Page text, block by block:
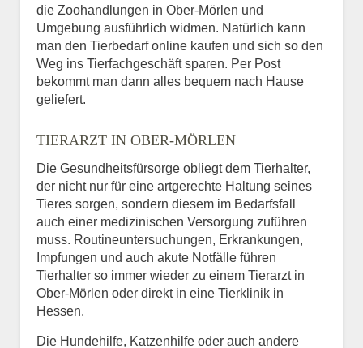
die Zoohandlungen in Ober-Mörlen und
Umgebung ausführlich widmen. Natürlich kann
man den Tierbedarf online kaufen und sich so den
Weg ins Tierfachgeschäft sparen. Per Post
bekommt man dann alles bequem nach Hause
geliefert.
TIERARZT IN OBER-MÖRLEN
Die Gesundheitsfürsorge obliegt dem Tierhalter,
der nicht nur für eine artgerechte Haltung seines
Tieres sorgen, sondern diesem im Bedarfsfall
auch einer medizinischen Versorgung zuführen
muss. Routineuntersuchungen, Erkrankungen,
Impfungen und auch akute Notfälle führen
Tierhalter so immer wieder zu einem Tierarzt in
Ober-Mörlen oder direkt in eine Tierklinik in
Hessen.
Die Hundehilfe, Katzenhilfe oder auch andere